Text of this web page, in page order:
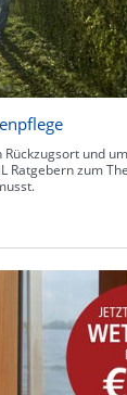
und
Ratgebern zum